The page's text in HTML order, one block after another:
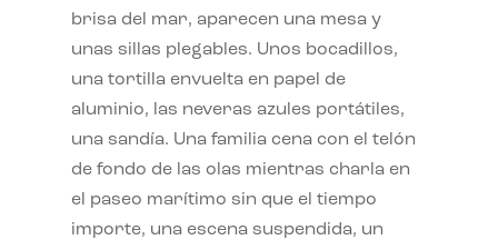
brisa del mar, aparecen una mesa y
unas sillas plegables. Unos bocadillos,
una tortilla envuelta en papel de
aluminio, las neveras azules portátiles,
una sandía. Una familia cena con el telón
de fondo de las olas mientras charla en
el paseo marítimo sin que el tiempo
importe, una escena suspendida, un